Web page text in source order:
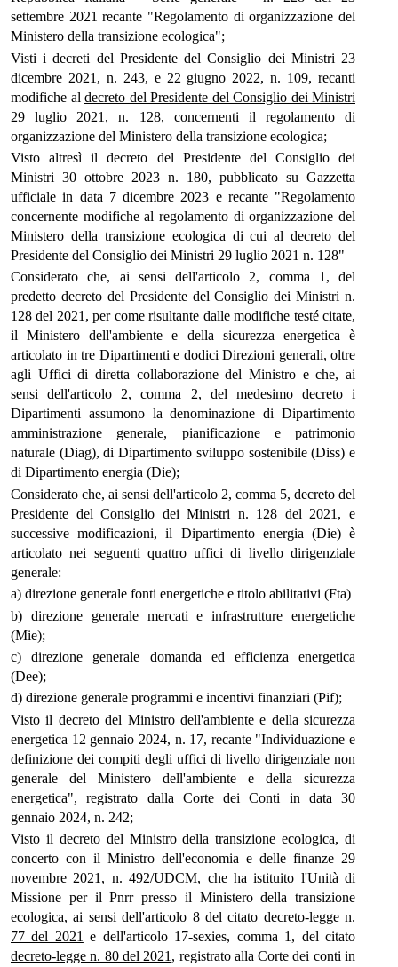
settembre 2021 recante "Regolamento di organizzazione del
Ministero della transizione ecologica";
Visti i decreti del Presidente del Consiglio dei Ministri 23
dicembre 2021, n. 243, e 22 giugno 2022, n. 109, recanti
modifiche al decreto del Presidente del Consiglio dei Ministri
29 luglio 2021, n. 128, concernenti il regolamento di
organizzazione del Ministero della transizione ecologica;
Visto altresì il decreto del Presidente del Consiglio dei
Ministri 30 ottobre 2023 n. 180, pubblicato su Gazzetta
ufficiale in data 7 dicembre 2023 e recante "Regolamento
concernente modifiche al regolamento di organizzazione del
Ministero della transizione ecologica di cui al decreto del
Presidente del Consiglio dei Ministri 29 luglio 2021 n. 128"
Considerato che, ai sensi dell'articolo 2, comma 1, del
predetto decreto del Presidente del Consiglio dei Ministri n.
128 del 2021, per come risultante dalle modifiche testé citate,
il Ministero dell'ambiente e della sicurezza energetica è
articolato in tre Dipartimenti e dodici Direzioni generali, oltre
agli Uffici di diretta collaborazione del Ministro e che, ai
sensi dell'articolo 2, comma 2, del medesimo decreto i
Dipartimenti assumono la denominazione di Dipartimento
amministrazione generale, pianificazione e patrimonio
naturale (Diag), di Dipartimento sviluppo sostenibile (Diss) e
di Dipartimento energia (Die);
Considerato che, ai sensi dell'articolo 2, comma 5, decreto del
Presidente del Consiglio dei Ministri n. 128 del 2021, e
successive modificazioni, il Dipartimento energia (Die) è
articolato nei seguenti quattro uffici di livello dirigenziale
generale:
a) direzione generale fonti energetiche e titolo abilitativi (Fta)
b) direzione generale mercati e infrastrutture energetiche
(Mie);
c) direzione generale domanda ed efficienza energetica
(Dee);
d) direzione generale programmi e incentivi finanziari (Pif);
Visto il decreto del Ministro dell'ambiente e della sicurezza
energetica 12 gennaio 2024, n. 17, recante "Individuazione e
definizione dei compiti degli uffici di livello dirigenziale non
generale del Ministero dell'ambiente e della sicurezza
energetica", registrato dalla Corte dei Conti in data 30
gennaio 2024, n. 242;
Visto il decreto del Ministro della transizione ecologica, di
concerto con il Ministro dell'economia e delle finanze 29
novembre 2021, n. 492/UDCM, che ha istituito l'Unità di
Missione per il Pnrr presso il Ministero della transizione
ecologica, ai sensi dell'articolo 8 del citato decreto-legge n.
77 del 2021 e dell'articolo 17-sexies, comma 1, del citato
decreto-legge n. 80 del 2021 , registrato alla Corte dei conti in